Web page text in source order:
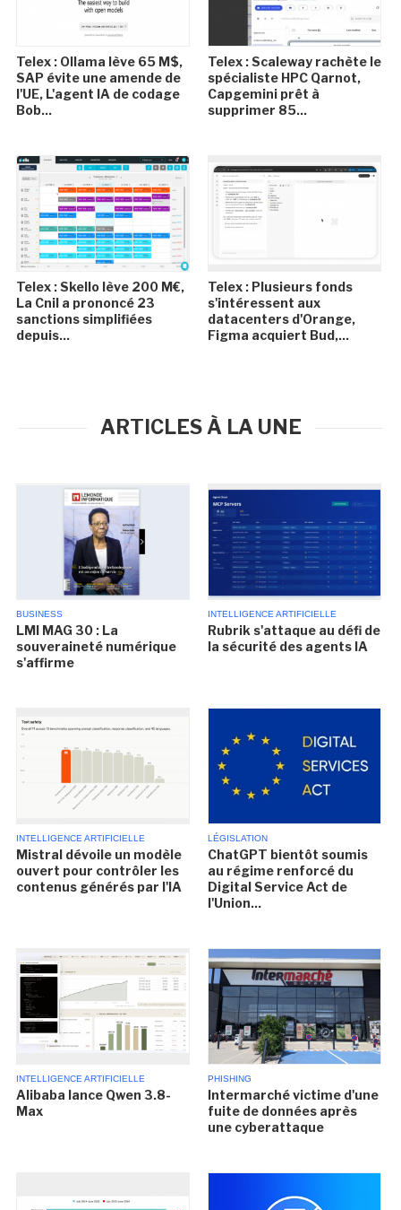
Telex : Ollama lève 65 M$,
SAP évite une amende de
l'UE, L'agent IA de codage
Bob...
Telex : Scaleway rachète le
spécialiste HPC Qarnot,
Capgemini prêt à
supprimer 85...
Telex : Skello lève 200 M€,
La Cnil a prononcé 23
sanctions simplifiées
depuis...
Telex : Plusieurs fonds
s'intéressent aux
datacenters d'Orange,
Figma acquiert Bud,...
ARTICLES À LA UNE
BUSINESS
LMI MAG 30 : La
souveraineté numérique
s'affirme
INTELLIGENCE ARTIFICIELLE
Rubrik s'attaque au défi de
la sécurité des agents IA
INTELLIGENCE ARTIFICIELLE
Mistral dévoile un modèle
ouvert pour contrôler les
contenus générés par l'IA
LÉGISLATION
ChatGPT bientôt soumis
au régime renforcé du
Digital Service Act de
l'Union...
INTELLIGENCE ARTIFICIELLE
Alibaba lance Qwen 3.8-
Max
PHISHING
Intermarché victime d'une
fuite de données après
une cyberattaque